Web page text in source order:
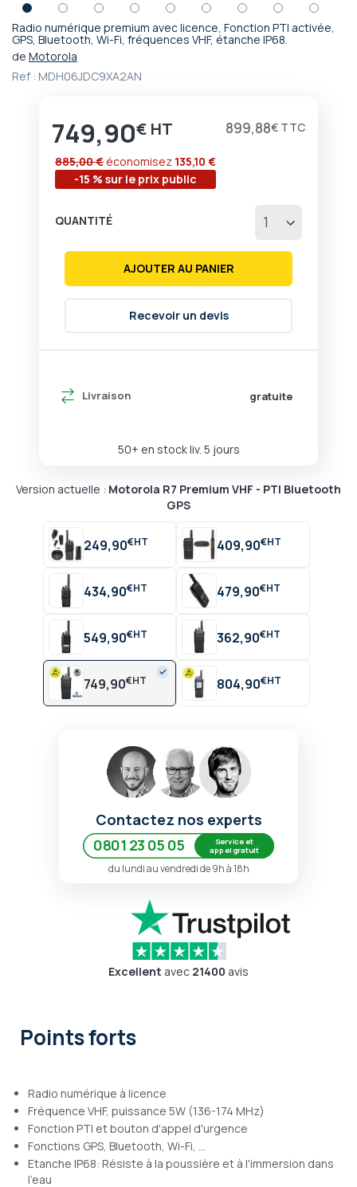
Radio numérique premium avec licence, Fonction PTI activée,
GPS, Bluetooth, Wi-Fi, fréquences VHF, étanche IP68.
de Motorola
Ref : MDH06JDC9XA2AN
Livraison gratuite
749,90€ 899,88€
-15 % sur le prix public
885,00 € économisez 135,10 €
50+ en stock liv. 5 jours
QUANTITÉ
AJOUTER AU PANIER
Recevoir un devis
Version actuelle : Motorola R7 Premium VHF - PTI Bluetooth
GPS
249,90€ 409,90€
434,90€ 479,90€
549,90€ 362,90€
749,90€ 804,90€
Passer
au
de
d’images
Contactez nos experts
0801 23 05 05
Service et
appel gratuit
du lundi au vendredi de 9h à 18h
Excellent avec 21400 avis
Points forts
Radio numérique à licence
Fréquence VHF, puissance 5W (136-174 MHz)
Fonction PTI et bouton d'appel d'urgence
Fonctions GPS, Bluetooth, Wi-Fi, ...
Etanche IP68: Résiste à la poussière et à l'immersion dans
l'eau